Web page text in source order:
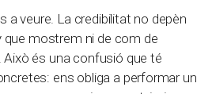
a veure. La credibilitat no depèn
que mostrem ni de com de
és una confusió que té
ens obliga a performar un